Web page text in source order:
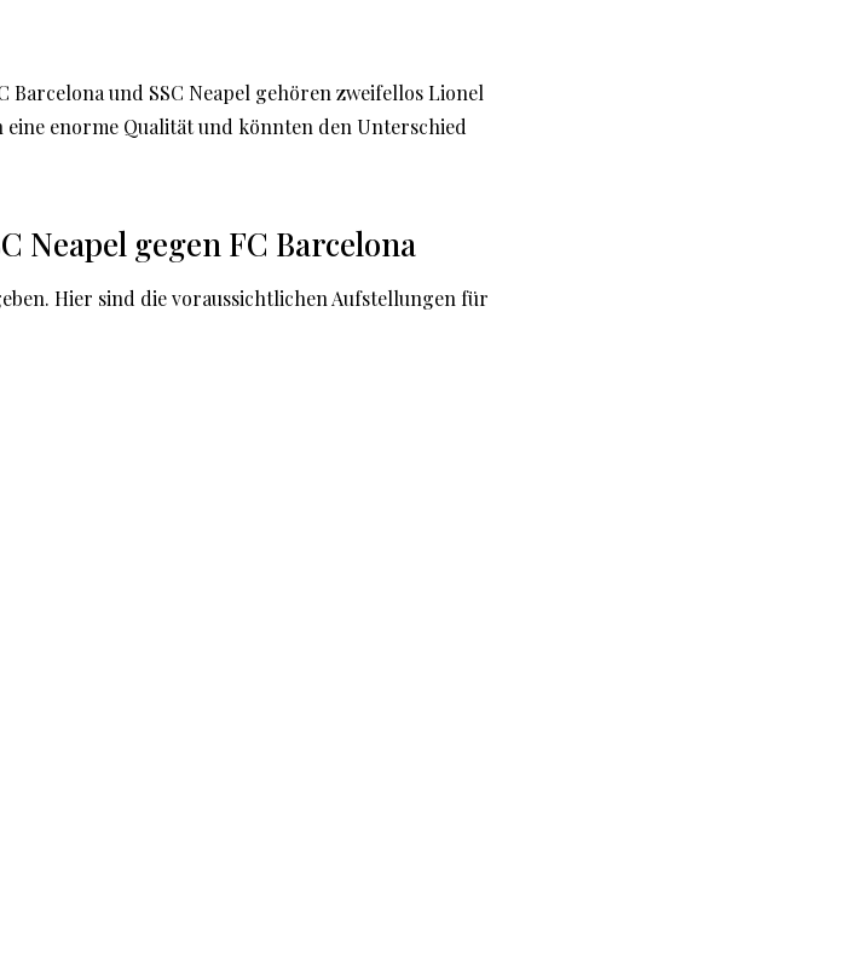
Barcelona und SSC Neapel gehören zweifellos Lionel
eine enorme Qualität und könnten den Unterschied
Neapel gegen FC Barcelona
Hier sind die voraussichtlichen Aufstellungen für